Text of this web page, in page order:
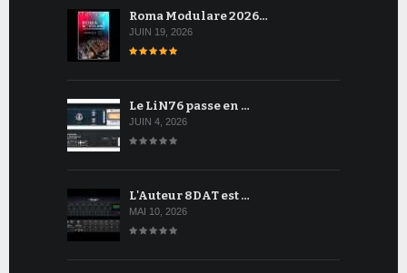
Roma Modulare 2026…
JUIN 19, 2026
Le LiN76 passe en …
JUIN 4, 2026
L'Auteur 8DAT est …
MAI 10, 2026